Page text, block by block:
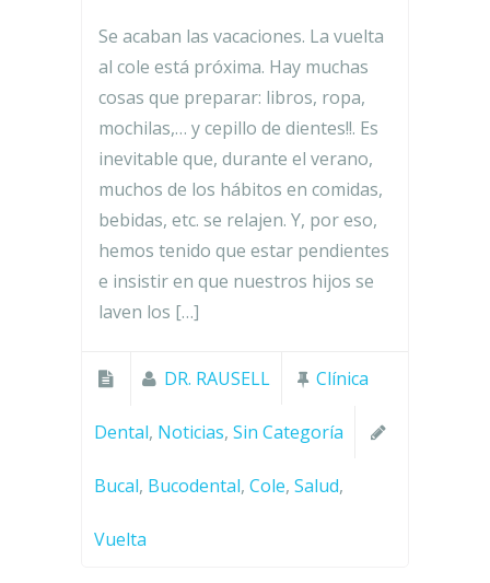
Se acaban las vacaciones. La vuelta
al cole está próxima. Hay muchas
cosas que preparar: libros, ropa,
mochilas,… y cepillo de dientes!!. Es
inevitable que, durante el verano,
muchos de los hábitos en comidas,
bebidas, etc. se relajen. Y, por eso,
hemos tenido que estar pendientes
e insistir en que nuestros hijos se
laven los […]
DR. RAUSELL Clínica
Dental, Noticias, Sin Categoría
Bucal, Bucodental, Cole, Salud,
Vuelta